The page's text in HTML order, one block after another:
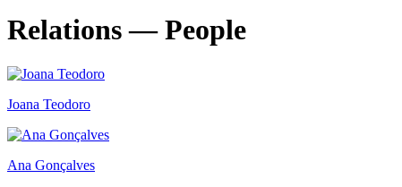
Relations — People
Joana Teodoro
Ana Gonçalves